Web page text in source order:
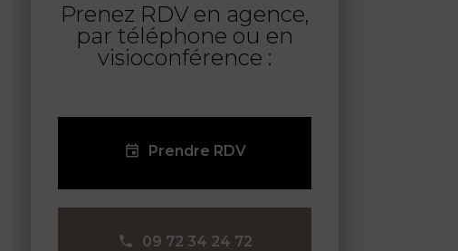
Prenez RDV en agence,
par téléphone ou en
visioconférence :
Prendre RDV
09 72 34 24 72